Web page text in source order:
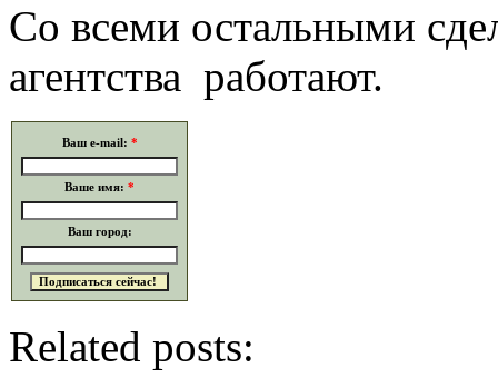
Со всеми остальными
агентства работают.
Ваш e-mail: *
Ваше имя: *
Ваш город:
Related posts: